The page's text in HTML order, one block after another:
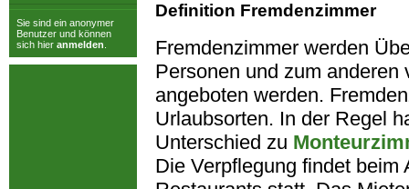
Sie sind ein anonymer
Benutzer und können
sich hier anmelden
Definition Fremdenzimmer
Fremdenzimmer werden
Personen und zum
angeboten werden.
Urlaubsorten. In der Regel
Unterschied zu
Die Verpflegung findet beim